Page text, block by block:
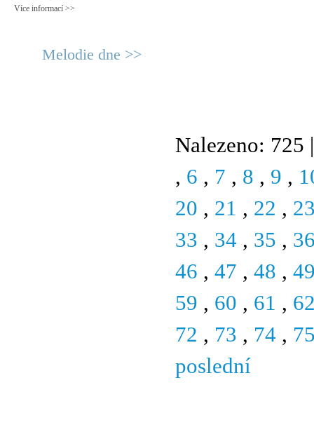
Více informací >>
Melodie dne >>
Nalezeno: 725
, 6 , 7 , 8 , 9 ,
20 , 21 , 22 ,
33 , 34 , 35 ,
46 , 47 , 48 ,
59 , 60 , 61 ,
72 , 73 , 74 ,
poslední